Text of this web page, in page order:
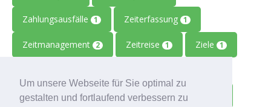
Um unsere Webseite für Sie optimal zu
gestalten und fortlaufend verbessern zu
Zahlungsausfälle 1 Zeiterfassung 1
Zeitmanagement 2 Zeitreise 1 Ziele 1
Zoom 1 Zukunft 1 Zulieferbetriebe